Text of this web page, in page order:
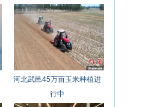
开幕
河北武邑45万亩玉米种植进
行中